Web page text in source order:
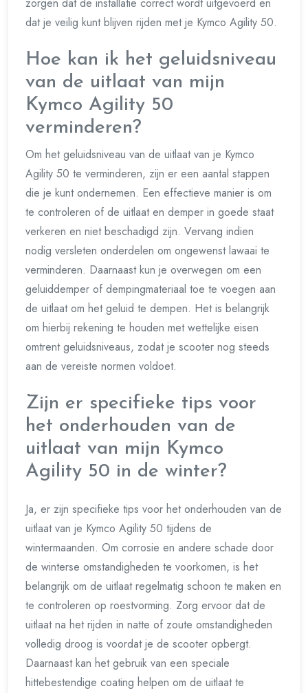
dat je veilig kunt blijven rijden met je Kymco Agility 50.
Hoe kan ik het geluidsniveau
van de uitlaat van mijn
Kymco Agility 50
verminderen?
Om het geluidsniveau van de uitlaat van je Kymco
Agility 50 te verminderen, zijn er een aantal stappen
die je kunt ondernemen. Een effectieve manier is om
te controleren of de uitlaat en demper in goede staat
verkeren en niet beschadigd zijn. Vervang indien
nodig versleten onderdelen om ongewenst lawaai te
verminderen. Daarnaast kun je overwegen om een
geluiddemper of dempingmateriaal toe te voegen aan
de uitlaat om het geluid te dempen. Het is belangrijk
om hierbij rekening te houden met wettelijke eisen
omtrent geluidsniveaus, zodat je scooter nog steeds
aan de vereiste normen voldoet.
Zijn er specifieke tips voor
het onderhouden van de
uitlaat van mijn Kymco
Agility 50 in de winter?
Ja, er zijn specifieke tips voor het onderhouden van de
uitlaat van je Kymco Agility 50 tijdens de
wintermaanden. Om corrosie en andere schade door
de winterse omstandigheden te voorkomen, is het
belangrijk om de uitlaat regelmatig schoon te maken en
te controleren op roestvorming. Zorg ervoor dat de
uitlaat na het rijden in natte of zoute omstandigheden
volledig droog is voordat je de scooter opbergt.
Daarnaast kan het gebruik van een speciale
hittebestendige coating helpen om de uitlaat te